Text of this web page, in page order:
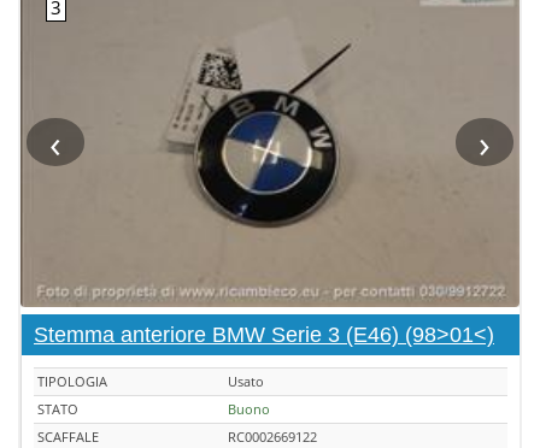
‹ ›
Stemma anteriore BMW Serie 3 (E46) (98>01<)
TIPOLOGIA
Usato
STATO
Buono
SCAFFALE
RC0002669122